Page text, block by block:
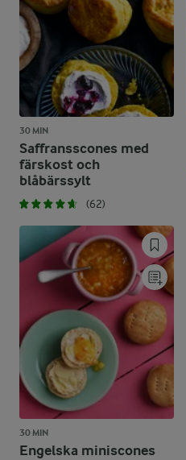
30 MIN
Saffransscones med
färskost och
blåbärssylt
(62)
30 MIN
Engelska miniscones